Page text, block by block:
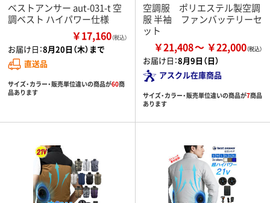
ベストアンサー aut-031-t 空
調ベスト ハイパワー仕様
￥17,160（税込）
お届け日：8月20日（木）まで
直送品
サイズ・カラー・販売単位違いの商品が60商
品あります
空調服 ポリエステル製空調
服 半袖 ファンバッテリーセ
ット
￥21,408 ￥22,000
お届け日：8月9日（日）
アスクル在庫商品
サイズ・カラー・販売単位違いの商品が7商品
あります